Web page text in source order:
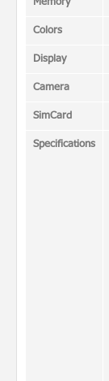
Colors
Display
Camera
SimCard
Specifications